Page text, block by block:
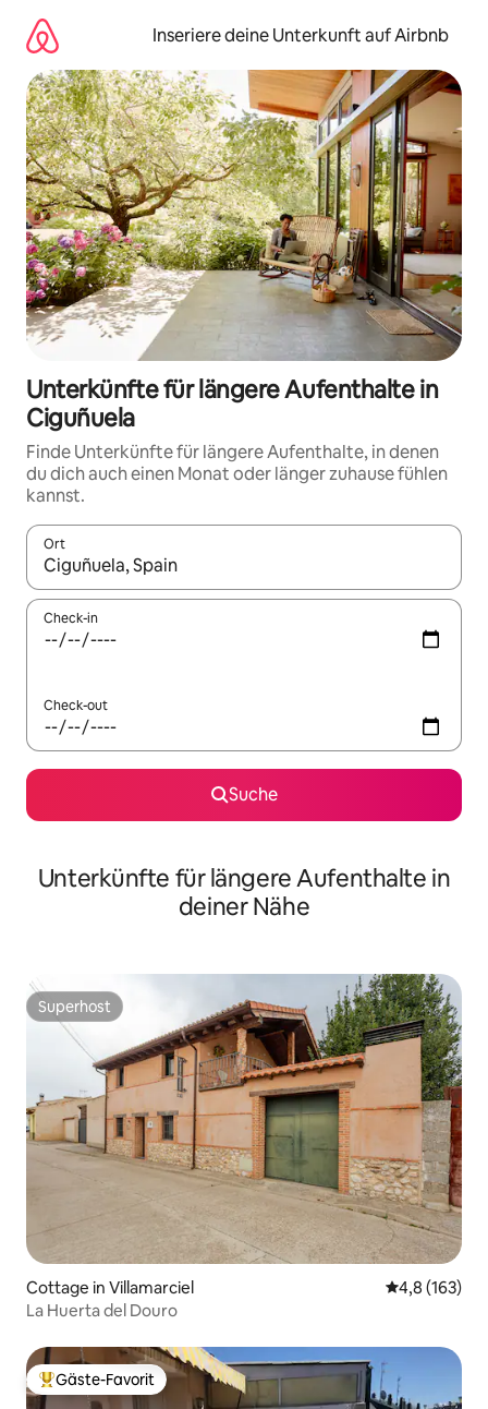
Inhalten
springen
Inseriere deine Unterkunft auf Airbnb
Unterkünfte für längere Aufenthalte in
Ciguñuela
Finde Unterkünfte für längere Aufenthalte, in denen
du dich auch einen Monat oder länger zuhause fühlen
kannst.
Ort
Wenn Ergebnisse verfügbar sind, navigiere mit den
Check-in
Check-out
Suche
Unterkünfte für längere Aufenthalte in
deiner Nähe
Superhost
Superhost
Cottage in Villamarciel
4,8 (163)
La Huerta del Douro
Beliebter Gäste-Favorit.
Gäste-Favorit